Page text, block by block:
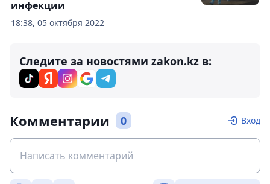
18:38, 05 октября 2022
инфекции
Следите за новостями zakon.kz в:
Комментарии 0 Вход